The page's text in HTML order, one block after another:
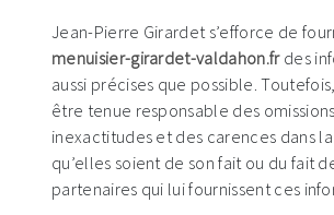
Jean-Pierre Girardet s’efforce de
menuisier-girardet-valdahon.frdes
aussi précises que possible.
être tenue responsable des
inexactitudes et des carences dans
qu’elles soient de son fait ou du fait
partenaires qui lui fournissent ces